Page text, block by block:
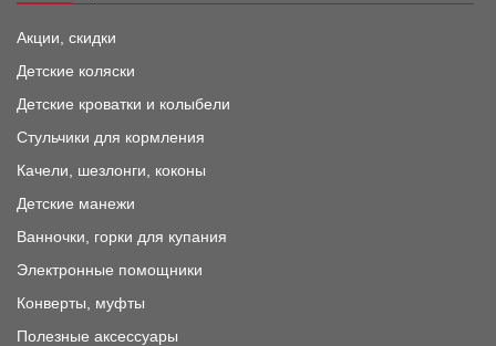
Акции, скидки
Детские коляски
Детские кроватки и колыбели
Стульчики для кормления
Качели, шезлонги, коконы
Детские манежи
Ванночки, горки для купания
Электронные помощники
Конверты, муфты
Полезные аксессуары